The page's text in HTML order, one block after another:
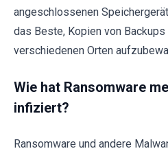
angeschlossenen
das Beste, Kopien von Backups
verschiedenen Orten
Wie hat Ransomware
infiziert?
Ransomware und andere